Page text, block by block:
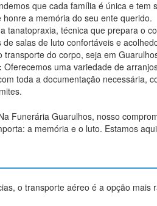
que cada família é única e tem
a memória do seu ente querido.
tanatopraxia, técnica que prepara o
de salas de luto confortáveis e
transporte do corpo, seja em
Oferecemos uma variedade de
toda a documentação necessária,
Funerária Guarulhos, nosso
a memória e o luto. Estamos
o transporte aéreo é a opção mais